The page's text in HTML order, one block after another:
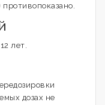
лет.
дозах не